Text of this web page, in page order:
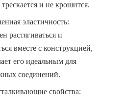
и не крошится.
эластичность:
растягиваться и
вместе с конструкцией,
его идеальным для
соединений.
свойства: